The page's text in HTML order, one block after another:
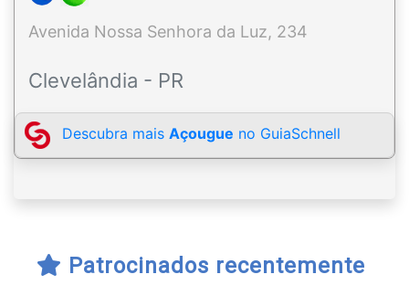
Avenida Nossa Senhora da Luz, 234
Clevelândia - PR
Descubra mais Açougue no GuiaSchnell
Patrocinados recentemente